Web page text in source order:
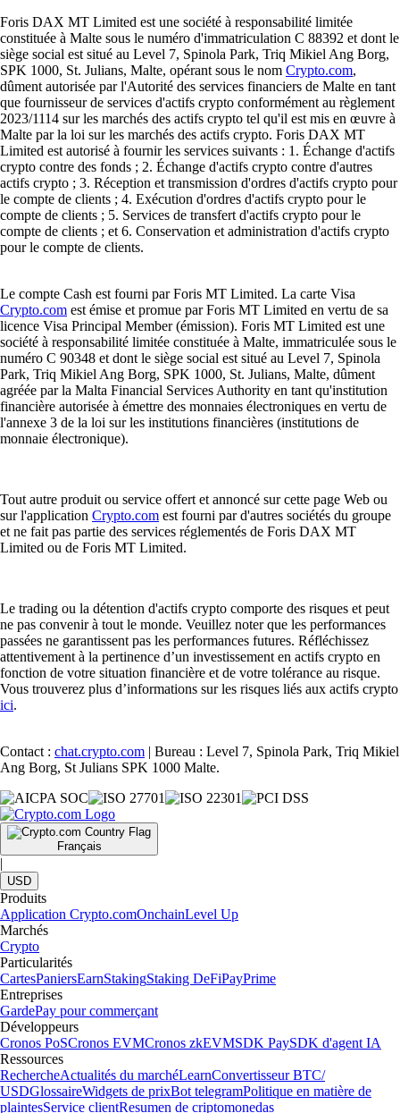
Foris DAX MT Limited est une société à responsabilité limitée
constituée à Malte sous le numéro d'immatriculation C 88392 et dont le
siège social est situé au Level 7, Spinola Park, Triq Mikiel Ang Borg,
SPK 1000, St. Julians, Malte, opérant sous le nom Crypto.com,
dûment autorisée par l'Autorité des services financiers de Malte en tant
que fournisseur de services d'actifs crypto conformément au règlement
2023/1114 sur les marchés des actifs crypto tel qu'il est mis en œuvre à
Malte par la loi sur les marchés des actifs crypto. Foris DAX MT
Limited est autorisé à fournir les services suivants : 1. Échange d'actifs
crypto contre des fonds ; 2. Échange d'actifs crypto contre d'autres
actifs crypto ; 3. Réception et transmission d'ordres d'actifs crypto pour
le compte de clients ; 4. Exécution d'ordres d'actifs crypto pour le
compte de clients ; 5. Services de transfert d'actifs crypto pour le
compte de clients ; et 6. Conservation et administration d'actifs crypto
pour le compte de clients.
Le compte Cash est fourni par Foris MT Limited. La carte Visa
Crypto.com est émise et promue par Foris MT Limited en vertu de sa
licence Visa Principal Member (émission). Foris MT Limited est une
société à responsabilité limitée constituée à Malte, immatriculée sous le
numéro C 90348 et dont le siège social est situé au Level 7, Spinola
Park, Triq Mikiel Ang Borg, SPK 1000, St. Julians, Malte, dûment
agréée par la Malta Financial Services Authority en tant qu'institution
financière autorisée à émettre des monnaies électroniques en vertu de
l'annexe 3 de la loi sur les institutions financières (institutions de
monnaie électronique).
Tout autre produit ou service offert et annoncé sur cette page Web ou
sur l'application Crypto.com est fourni par d'autres sociétés du groupe
et ne fait pas partie des services réglementés de Foris DAX MT
Limited ou de Foris MT Limited.
Le trading ou la détention d'actifs crypto comporte des risques et peut
ne pas convenir à tout le monde. Veuillez noter que les performances
passées ne garantissent pas les performances futures. Réfléchissez
attentivement à la pertinence d’un investissement en actifs crypto en
fonction de votre situation financière et de votre tolérance au risque.
Vous trouverez plus d’informations sur les risques liés aux actifs crypto
ici.
Contact : chat.crypto.com | Bureau : Level 7, Spinola Park, Triq Mikiel
Ang Borg, St Julians SPK 1000 Malte.
Français
|
USD
Produits
Application Crypto.comOnchainLevel Up
Marchés
Crypto
Particularités
CartesPaniersEarnStakingStaking DeFiPayPrime
Entreprises
GardePay pour commerçant
Développeurs
Cronos PoSCronos EVMCronos zkEVMSDK PaySDK d'agent IA
Ressources
RechercheActualités du marchéLearnConvertisseur BTC/
USDGlossaireWidgets de prixBot telegramPolitique en matière de
plaintesService clientResumen de criptomonedas